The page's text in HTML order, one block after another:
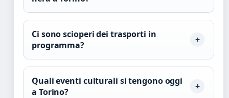
Ci sono scioperi dei trasporti in
programma?
Quali eventi culturali si tengono oggi
a Torino?